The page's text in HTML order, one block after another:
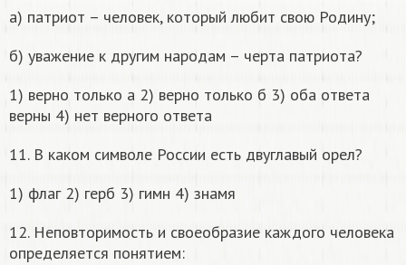
а) патриот – человек, который любит свою Родину;
б) уважение к другим народам – черта патриота?
1) верно только а 2) верно только б 3) оба ответа
верны 4) нет верного ответа
11. В каком символе России есть двуглавый орел?
1) флаг 2) герб 3) гимн 4) знамя
12. Неповторимость и своеобразие каждого человека
определяется понятием: